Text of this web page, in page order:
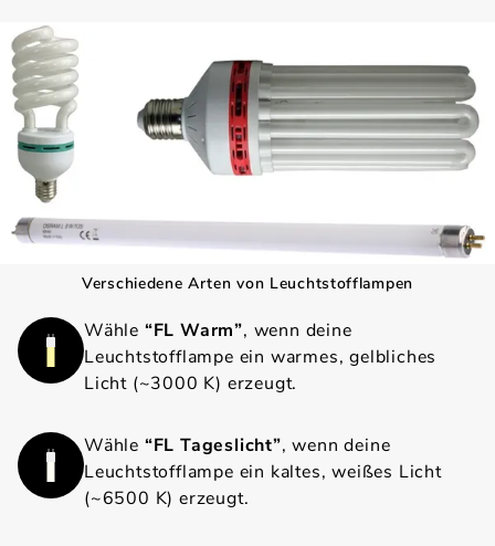
Verschiedene Arten von Leuchtstofflampen
Wähle “FL Warm”, wenn deine
Leuchtstofflampe ein warmes, gelbliches
Licht (~3000 K) erzeugt.
Wähle “FL Tageslicht”, wenn deine
Leuchtstofflampe ein kaltes, weißes Licht
(~6500 K) erzeugt.